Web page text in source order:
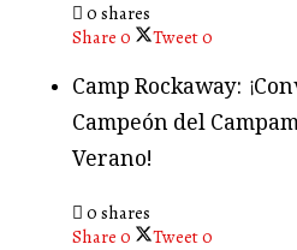
0 shares
Share 0 Tweet0
Camp Rockaway:
Campeón del
Verano!
0 shares
Share 0 Tweet0